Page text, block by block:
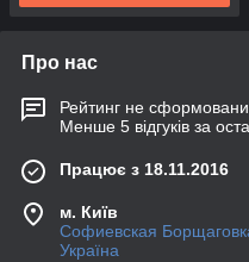
Про нас
Рейтинг не
Менше 5 відгуків за
Працює з 18.11.2016
м. Київ
Софиевская
Україна